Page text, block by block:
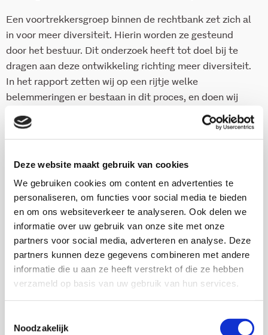
Deze website maakt gebruik van cookies
We gebruiken cookies om content en advertenties te
personaliseren, om functies voor social media te bieden
en om ons websiteverkeer te analyseren. Ook delen we
informatie over uw gebruik van onze site met onze
partners voor social media, adverteren en analyse. Deze
partners kunnen deze gegevens combineren met andere
informatie die u aan ze heeft verstrekt of die ze hebben
verzameld op basis van uw gebruik van hun services.
Noodzakelijk
Een voortrekkersgroep binnen de rechtbank zet zich al
in voor meer diversiteit. Hierin worden ze gesteund
door het bestuur. Dit onderzoek heeft tot doel bij te
dragen aan deze ontwikkeling richting meer diversiteit.
In het rapport zetten wij op een rijtje welke
belemmeringen er bestaan in dit proces, en doen wij
een aantal aanbevelingen om de diversiteit van de
rechtbank te vergroten.
ISBN 978-90-5830-872-6
33 pag
2018
Onderzoekers